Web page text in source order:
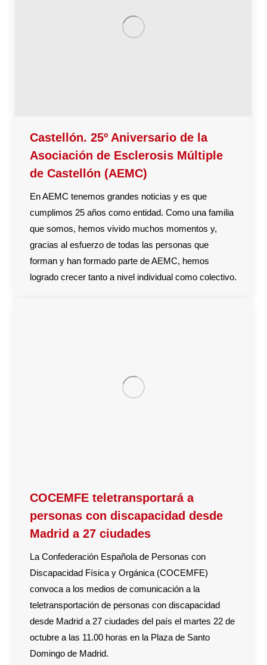
Castellón. 25º Aniversario de la
Asociación de Esclerosis Múltiple
de Castellón (AEMC)
En AEMC tenemos grandes noticias y es que
cumplimos 25 años como entidad. Como una familia
que somos, hemos vivido muchos momentos y,
gracias al esfuerzo de todas las personas que
forman y han formado parte de AEMC, hemos
logrado crecer tanto a nivel individual como colectivo.
COCEMFE teletransportará a
personas con discapacidad desde
Madrid a 27 ciudades
La Confederación Española de Personas con
Discapacidad Física y Orgánica (COCEMFE)
convoca a los medios de comunicación a la
teletransportación de personas con discapacidad
desde Madrid a 27 ciudades del país el martes 22 de
octubre a las 11.00 horas en la Plaza de Santo
Domingo de Madrid.